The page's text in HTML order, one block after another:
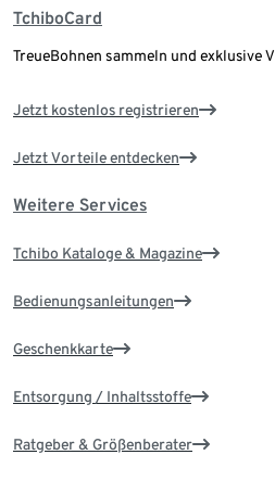
TchiboCard
TreueBohnen sammeln und exklusive
Jetzt kostenlos registrieren
Jetzt Vorteile entdecken
Weitere Services
Tchibo Kataloge & Magazine
Bedienungsanleitungen
Geschenkkarte
Entsorgung / Inhaltsstoffe
Ratgeber & Größenberater